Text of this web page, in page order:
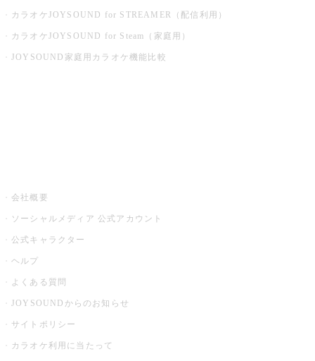
カラオケJOYSOUND for STREAMER（配信利用）
カラオケJOYSOUND for Steam（家庭用）
JOYSOUND家庭用カラオケ機能比較
会社概要
ソーシャルメディア 公式アカウント
公式キャラクター
ヘルプ
よくある質問
JOYSOUNDからのお知らせ
サイトポリシー
カラオケ利用に当たって